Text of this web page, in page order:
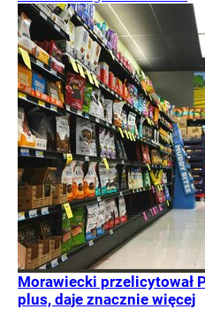
Morawiecki przelicytował
plus, daje znacznie więcej